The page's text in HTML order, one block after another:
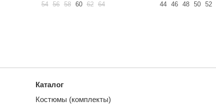
54 56 58 60 62 64
44
46 48 50 52
Каталог
Костюмы (комплекты)